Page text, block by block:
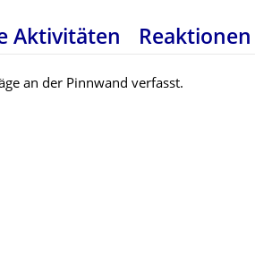
Aktivitäten Reaktionen
an der Pinnwand verfasst.